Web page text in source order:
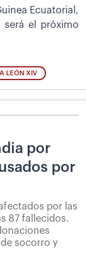
Ecuatorial,
será el próximo
LEÓN XIV
por
por
por las
87 fallecidos.
socorro y